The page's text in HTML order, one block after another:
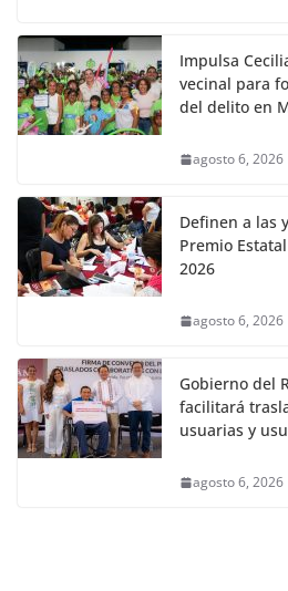
Impulsa
vecinal para
del delito en
agosto 6, 2026
Definen a las
Premio
2026
agosto 6, 2026
Gobierno del
facilitará
usuarias y
agosto 6, 2026